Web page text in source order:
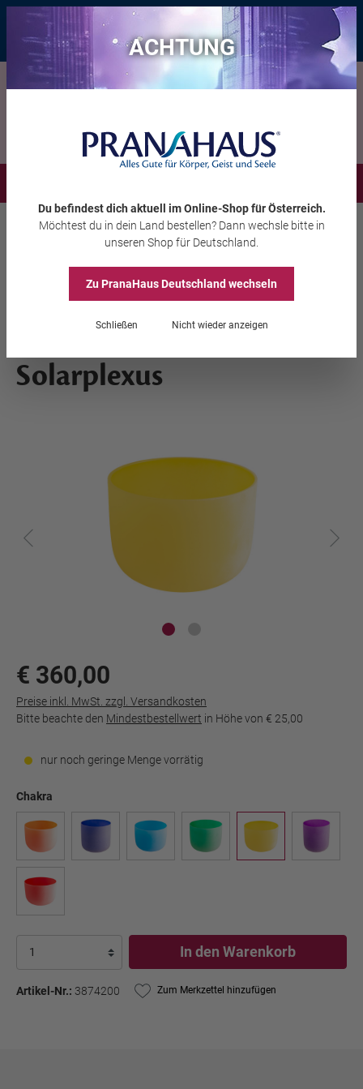
Bis zu 20 € Rabatt* mit dem Vorteils-Codeeintauchen , gültig bis
11.08.2026
Wohlbefinden Meditationszubehör
Kristallklangschale,
Solarplexus
€ 360,00
Preise inkl. MwSt. zzgl. Versandkosten
Bitte beachte den Mindestbestellwert in Höhe von € 25,00
nur noch geringe Menge vorrätig
Chakra
In den Warenkorb
Artikel-Nr.: 3874200 Zum Merkzettel hinzufügen
ACHTUNG
Du befindest dich aktuell im Online-Shopfür Österreich.
Möchtest du in dein Land bestellen? Dann wechsle bitte in
unseren Shop für Deutschland
Zu PranaHausDeutschland wechseln
Schließen Nicht wieder anzeigen